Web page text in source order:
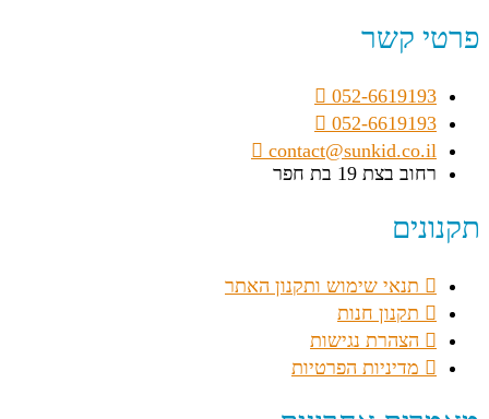
פרטי קשר
052-6619193
052-6619193
contact@sunkid.co.il
רחוב בצת 19 בת חפר
תקנונים
תנאי שימוש ותקנון האתר
תקנון חנות
הצהרת נגישות
מדיניות הפרטיות